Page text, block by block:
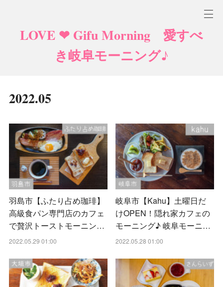
LOVE ❤ Gifu Morning 愛すべ
き岐阜モーニング♪
2022.05
羽島市【ふたり占め珈琲】
高級食パン専門店のカフェ
で贅沢トーストモーニン…
2022.05.29 01:00
岐阜市【Kahu】土曜日だ
けOPEN！隠れ家カフェの
モーニング♪ 岐阜モーニ…
2022.05.28 01:00